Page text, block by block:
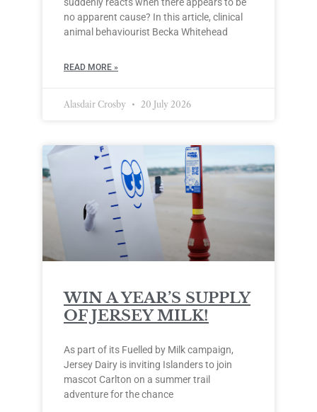
no apparent cause? In this article, clinical
animal behaviourist Becka Whitehead
READ MORE »
Alasdair Crosby 20 July 2026
WIN A YEAR’S SUPPLY
OF JERSEY MILK!
As part of its Fuelled by Milk campaign,
Jersey Dairy is inviting Islanders to join
mascot Carlton on a summer trail
adventure for the chance